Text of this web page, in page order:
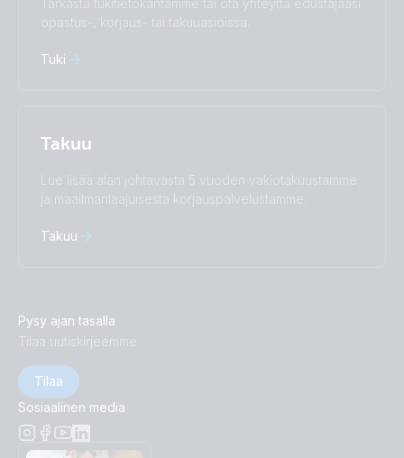
Türkçe
Ελληνικά
Tarkasta tukitietokantamme tai ota yhteyttä edustajaasi
opastus-, korjaus- tai takuuasioissa.
Tuki
Takuu
Lue lisää alan johtavasta 5 vuoden vakiotakuustamme
ja maailmanlaajuisesta korjauspalvelustamme.
Takuu
Pysy ajan tasalla
Tilaa uutiskirjeemme
Tilaa
Sosiaalinen media